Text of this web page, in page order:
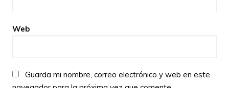
Web
Guarda mi nombre, correo electrónico y web en este